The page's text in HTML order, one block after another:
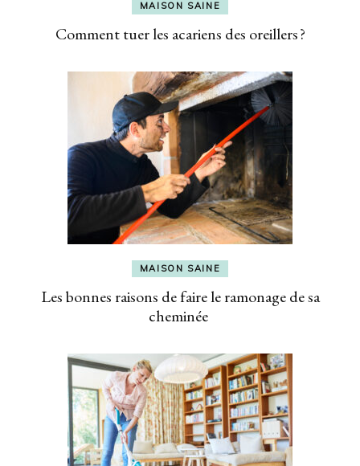
MAISON SAINE
Comment tuer les acariens des oreillers ?
MAISON SAINE
Les bonnes raisons de faire le ramonage de sa
cheminée